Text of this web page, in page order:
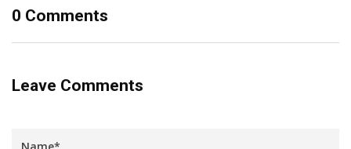
0 Comments
Leave Comments